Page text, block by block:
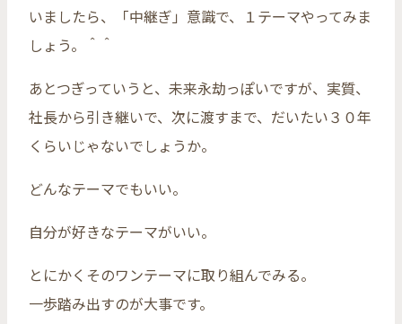
いましたら、「中継ぎ」意識で、１テーマやってみま
しょう。＾＾
あとつぎっていうと、未来永劫っぽいですが、実質、
社長から引き継いで、次に渡すまで、だいたい３０年
くらいじゃないでしょうか。
どんなテーマでもいい。
自分が好きなテーマがいい。
とにかくそのワンテーマに取り組んでみる。
一歩踏み出すのが大事です。